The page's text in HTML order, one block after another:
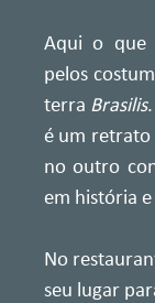
Aqui o que
pelos
terra Brasilis
é um retrato
no outro
em história
No
seu lugar